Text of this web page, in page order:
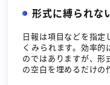
形式に縛られな
日報は項目などを指定
くみられます。効率的
のではありますが、形
の空白を埋めるだけの